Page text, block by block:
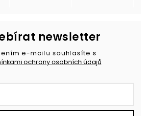
newsletter
e-mailu souhlasíte s
ochrany osobních údajů